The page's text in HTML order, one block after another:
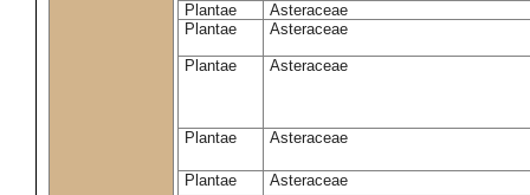
Plantae
Asteraceae
Plantae
Asteraceae
Plantae Asteraceae
Plantae Asteraceae
Plantae
Asteraceae